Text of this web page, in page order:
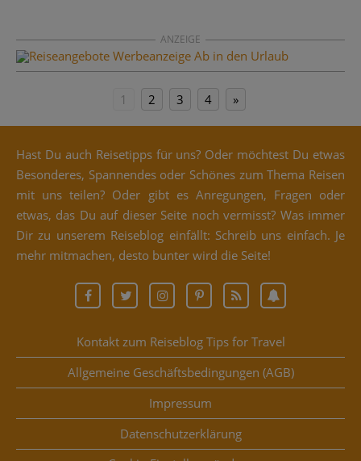
ANZEIGE
1 2 3 4 »
Hast Du auch Rei­se­tipps für uns? Oder möch­test Du etwas
Beson­de­res, Span­nen­des oder Schö­nes zum The­ma Rei­sen
mit uns tei­len? Oder gibt es Anre­gun­gen, Fra­gen oder
etwas, das Du auf die­ser Sei­te noch ver­misst? Was immer
Dir zu unse­rem Rei­se­blog ein­fällt: Schreib uns ein­fach. Je
mehr mit­ma­chen, des­to bun­ter wird die Seite!
Kontakt zum Reiseblog Tips for Travel
Allgemeine Geschäftsbedingungen (AGB)
Impressum
Datenschutzerklärung